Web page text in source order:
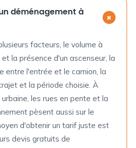
déménagement à
+
facteurs, le volume à
la présence d'un ascenseur, la
entre l'entrée et le camion, la
et la période choisie. À
les rues en pente et la
pèsent aussi sur le
d'obtenir un tarif juste est
devis gratuits de